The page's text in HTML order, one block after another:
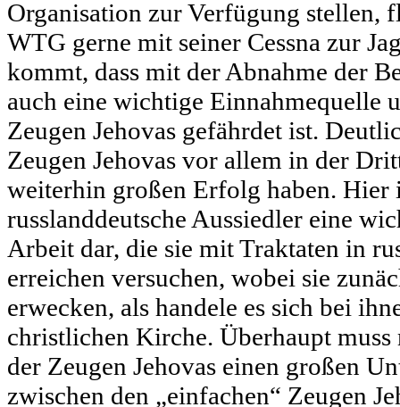
Organisation zur Verfügung stellen,
WTG gerne mit seiner Cessna zur
kommt, dass mit der Abnahme der
auch eine wichtige Einnahmequelle
Zeugen Jehovas gefährdet ist.
Zeugen Jehovas vor allem in der
weiterhin großen Erfolg haben. Hier
russlanddeutsche Aussiedler eine
Arbeit dar, die sie mit Traktaten in
erreichen versuchen, wobei sie
erwecken, als handele es sich bei
christlichen Kirche. Überhaupt
der Zeugen Jehovas einen großen
zwischen den „einfachen“ Zeugen